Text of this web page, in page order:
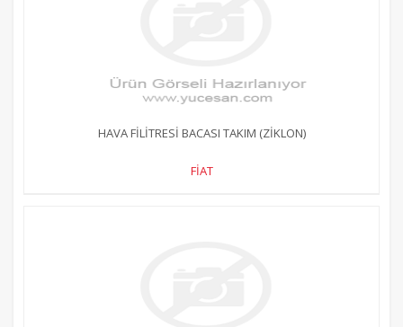
HAVA FİLİTRESİ BACASI TAKIM (ZİKLON)
FİAT